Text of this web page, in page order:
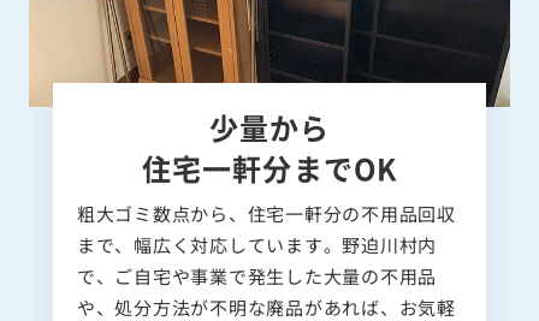
少量から
住宅一軒分までOK
粗大ゴミ数点から、住宅一軒分の不用品回収
まで、幅広く対応しています。野迫川村内
で、ご自宅や事業で発生した大量の不用品
や、処分方法が不明な廃品があれば、お気軽